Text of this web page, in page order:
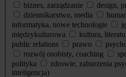
biznes, zarządzanie
design,
dziennikarstwo, media
informatyka, nowe technologie
międzykulturowa
kultura,
public relations
prawo
rozwój osobisty, coaching
polityka
zdrowie, zaburzenia
inteligencja)